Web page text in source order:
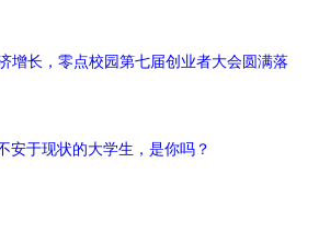
增长，零点校园第七届创业者大会圆满落
安于现状的大学生，是你吗？